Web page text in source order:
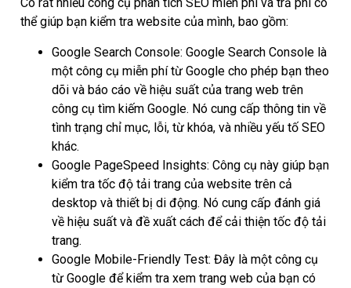
Có rất nhiều công cụ phân tích SEO miễn phí và trả phí có
thể giúp bạn kiểm tra website của mình, bao gồm:
Google Search Console: Google Search Console là
một công cụ miễn phí từ Google cho phép bạn theo
dõi và báo cáo về hiệu suất của trang web trên
công cụ tìm kiếm Google. Nó cung cấp thông tin về
tình trạng chỉ mục, lỗi, từ khóa, và nhiều yếu tố SEO
khác.
Google PageSpeed Insights: Công cụ này giúp bạn
kiểm tra tốc độ tải trang của website trên cả
desktop và thiết bị di động. Nó cung cấp đánh giá
về hiệu suất và đề xuất cách để cải thiện tốc độ tải
trang.
Google Mobile-Friendly Test: Đây là một công cụ
từ Google để kiểm tra xem trang web của bạn có